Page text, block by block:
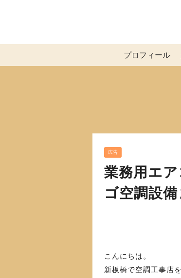
プロフィール
広告
業務用エ
ゴ空調設備
こんにちは。
新板橋で空調工事店